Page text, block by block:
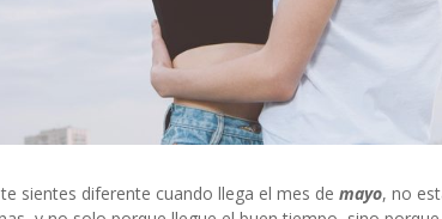
sientes diferente cuando llega el mes de mayo, no